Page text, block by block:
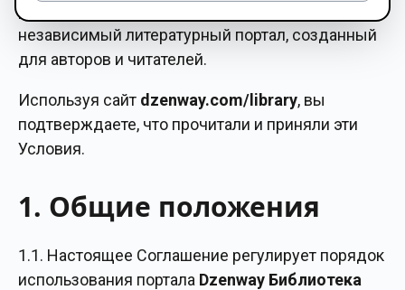
Добро пожаловать в
независимый литературный портал, созданный
для авторов и читателей.
Используя сайт dzenway.com/library, вы
подтверждаете, что прочитали и приняли эти
Условия.
1. Общие положения
1.1. Настоящее Соглашение регулирует порядок
использования портала Dzenway Библиотека